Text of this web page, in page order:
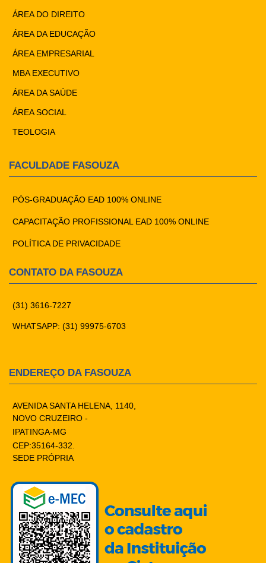
ÁREA DO DIREITO
ÁREA DA EDUCAÇÃO
ÁREA EMPRESARIAL
MBA EXECUTIVO
ÁREA DA SAÚDE
ÁREA SOCIAL
TEOLOGIA
FACULDADE FASOUZA
PÓS-GRADUAÇÃO EAD 100% ONLINE
CAPACITAÇÃO PROFISSIONAL EAD 100% ONLINE
POLÍTICA DE PRIVACIDADE
CONTATO DA FASOUZA
(31) 3616-7227
WHATSAPP: (31) 99975-6703
ENDEREÇO DA FASOUZA
AVENIDA SANTA HELENA, 1140,
NOVO CRUZEIRO -
IPATINGA-MG
CEP:35164-332.
SEDE PRÓPRIA